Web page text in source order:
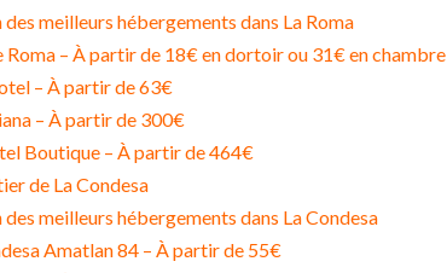
meilleurs hébergements dans La Roma
Roma – À partir de 18€ en dortoir ou 31€ en chambre
– À partir de 63€
– À partir de 300€
Boutique – À partir de 464€
de La Condesa
meilleurs hébergements dans La Condesa
Amatlan 84 – À partir de 55€